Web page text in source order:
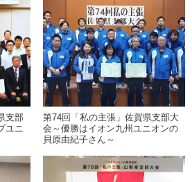
支部
ユニ
第74回「私の主張」佐賀県支部大
会～優勝はイオン九州ユニオンの
貝原由紀子さん～